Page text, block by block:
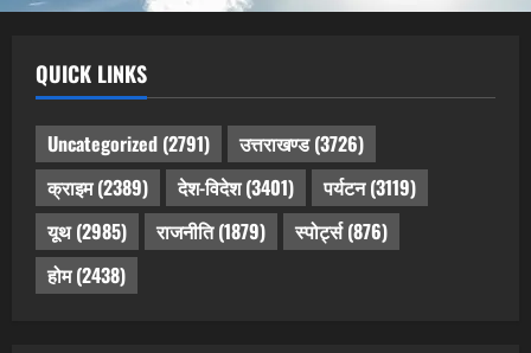
QUICK LINKS
Uncategorized (2791) उत्तराखण्ड(3726)
क्राइम(2389) देश-विदेश(3401) पर्यटन(3119)
यूथ(2985) राजनीति(1879) स्पोर्ट्स(876)
होम(2438)